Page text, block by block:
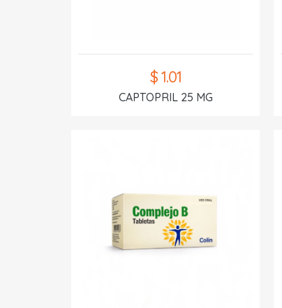
$ 1.01
CAPTOPRIL 25 MG